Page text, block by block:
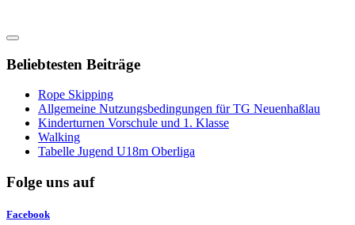
Beliebtesten Beiträge
Rope Skipping
Allgemeine Nutzungsbedingungen für TG Neuenhaßlau
Kinderturnen Vorschule und 1. Klasse
Walking
Tabelle Jugend U18m Oberliga
Folge uns auf
Facebook